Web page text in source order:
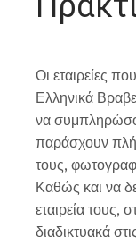
Οι εταιρείες
Ελληνικά
να
παράσχουν
τους,
Καθώς και να
εταιρεία τους,
διαδικτυακά